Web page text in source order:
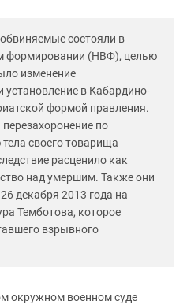
состояли в
формировании (НВФ), целью
изменение
установление в Кабардино-
формой правления.
по
своего товарища
расценило как
над умершим. Также они
декабря 2013 года на
Темботова, которое
взрывного
окружном военном суде